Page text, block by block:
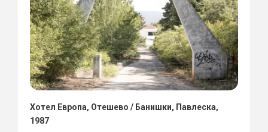
Хотел Европа, Отешево / Банишки, Павлеска,
1987